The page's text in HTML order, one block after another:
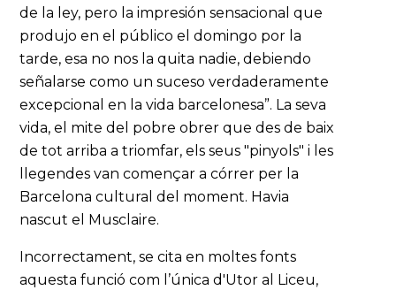
de la ley, pero la impresión sensacional que
produjo en el público el domingo por la
tarde, esa no nos la quita nadie, debiendo
señalarse como un suceso verdaderamente
excepcional en la vida barcelonesa”. La seva
vida, el mite del pobre obrer que des de baix
de tot arriba a triomfar, els seus "pinyols" i les
llegendes van començar a córrer per la
Barcelona cultural del moment. Havia
nascut el Musclaire.
Incorrectament, se cita en moltes fonts
aquesta funció com l’única d'Utor al Liceu,